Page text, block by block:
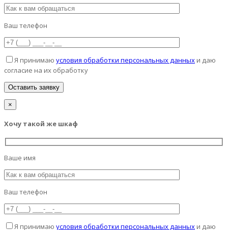
Ваш телефон
Я принимаю условия обработки персональных данных и даю
согласие на их обработку
×
Хочу такой же шкаф
Ваше имя
Ваш телефон
Я принимаю условия обработки персональных данных и даю